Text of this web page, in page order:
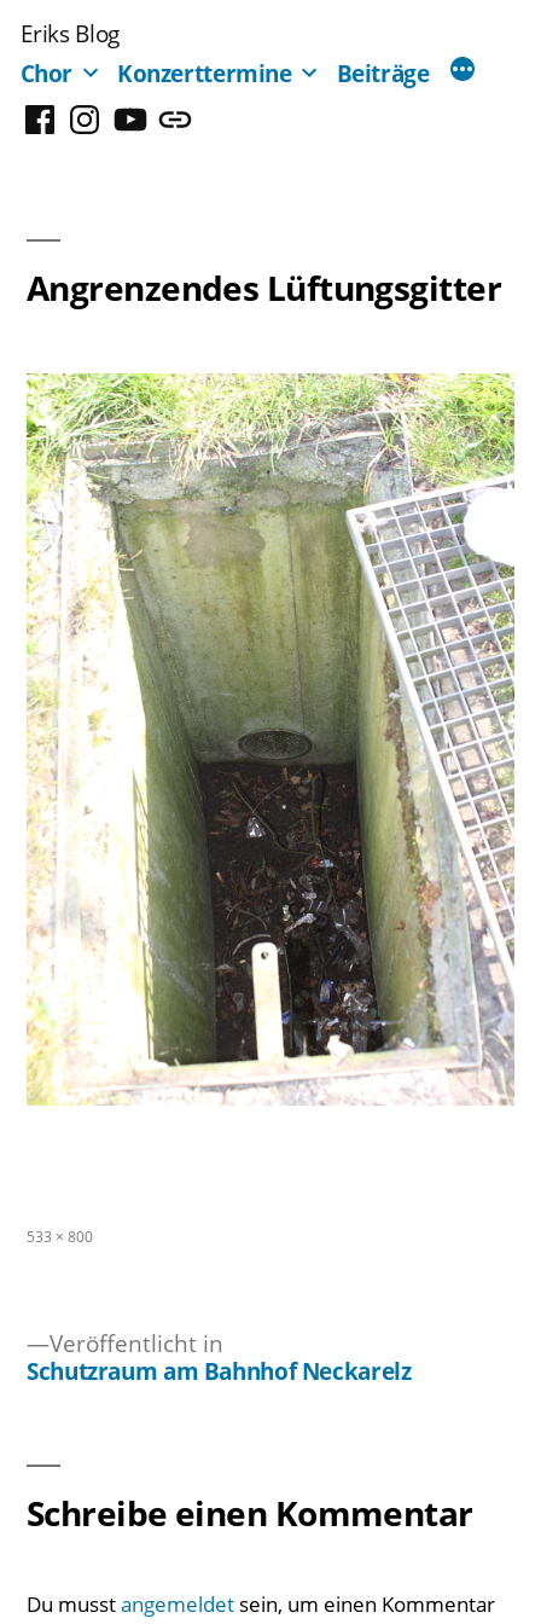
Inhalt
springen
Eriks Blog
Chor
Konzerttermine Beiträge
FacebookInstagram
YouTubeMastodon
Angrenzendes Lüftungsgitter
Originalgröße
533 × 800
Veröffentlicht in
Schutzraum am Bahnhof Neckarelz
Schreibe einen Kommentar
Du musstangemeldet sein, um einen Kommentar